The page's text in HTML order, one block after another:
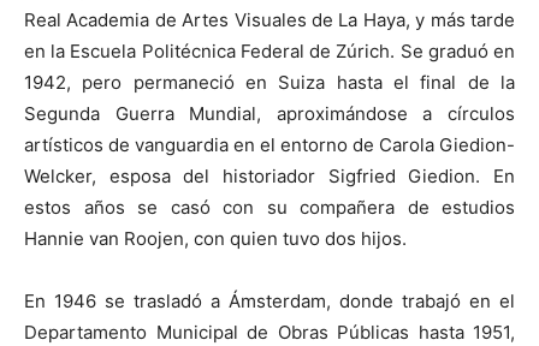
Real Academia de Artes Visuales de La Haya, y más tarde
en la Escuela Politécnica Federal de Zúrich. Se graduó en
1942, pero permaneció en Suiza hasta el final de la
Segunda Guerra Mundial, aproximándose a círculos
artísticos de vanguardia en el entorno de Carola Giedion-
Welcker, esposa del historiador Sigfried Giedion. En
estos años se casó con su compañera de estudios
Hannie van Roojen, con quien tuvo dos hijos.
En 1946 se trasladó a Ámsterdam, donde trabajó en el
Departamento Municipal de Obras Públicas hasta 1951,